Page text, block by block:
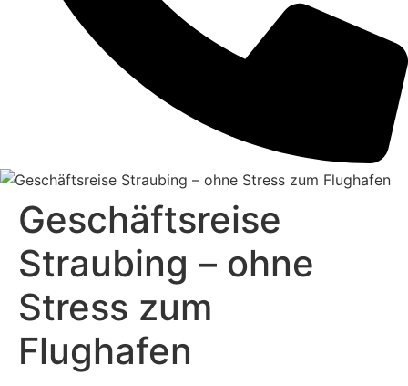
Geschäftsreise
Straubing – ohne
Stress zum
Flughafen